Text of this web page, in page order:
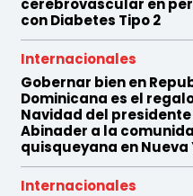
cerebrovascular en
con Diabetes Tipo 2
Internacionales
Gobernar bien en
Dominicana es el
Navidad del presidente
Abinader a la
quisqueyana en Nueva
Internacionales